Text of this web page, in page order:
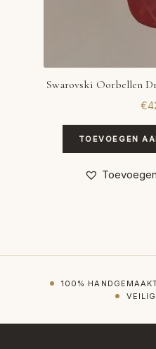
Swarovski Oorbellen
€
TOEVOEGEN
100%